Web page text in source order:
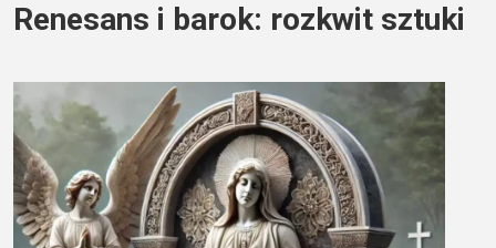
Renesans i barok: rozkwit sztuki